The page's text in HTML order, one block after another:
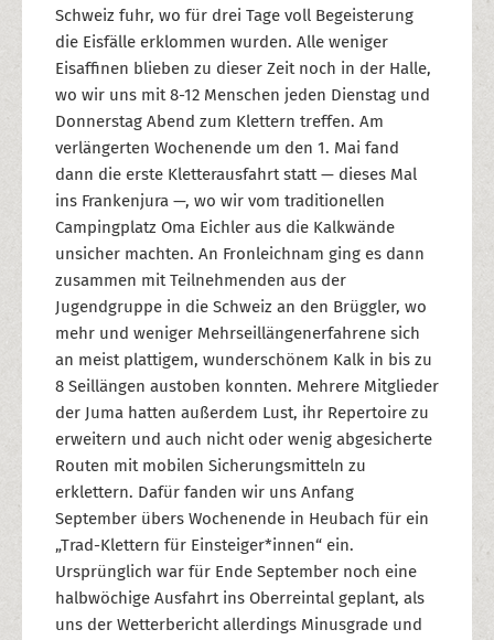
Schweiz fuhr, wo für drei Tage voll Begeisterung
die Eisfälle erklommen wurden. Alle weniger
Eisaffinen blieben zu dieser Zeit noch in der Halle,
wo wir uns mit 8-12 Menschen jeden Dienstag und
Donnerstag Abend zum Klettern treffen. Am
verlängerten Wochenende um den 1. Mai fand
dann die erste Kletterausfahrt statt — dieses Mal
ins Frankenjura —, wo wir vom traditionellen
Campingplatz Oma Eichler aus die Kalkwände
unsicher machten. An Fronleichnam ging es dann
zusammen mit Teilnehmenden aus der
Jugendgruppe in die Schweiz an den Brüggler, wo
mehr und weniger Mehrseillängenerfahrene sich
an meist plattigem, wunderschönem Kalk in bis zu
8 Seillängen austoben konnten. Mehrere Mitglieder
der Juma hatten außerdem Lust, ihr Repertoire zu
erweitern und auch nicht oder wenig abgesicherte
Routen mit mobilen Sicherungsmitteln zu
erklettern. Dafür fanden wir uns Anfang
September übers Wochenende in Heubach für ein
„Trad-Klettern für Einsteiger*innen“ ein.
Ursprünglich war für Ende September noch eine
halbwöchige Ausfahrt ins Oberreintal geplant, als
uns der Wetterbericht allerdings Minusgrade und